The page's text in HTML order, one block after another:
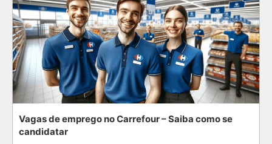
Vagas de emprego no Carrefour – Saiba como se
candidatar